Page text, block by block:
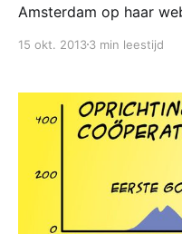
Amsterdam op haar
het
Nogal wat analisten
15 okt. 20133 min leestijd